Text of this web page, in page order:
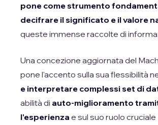
pone come strumento
decifrare il significato e il valore
queste immense raccolte di
Una concezione aggiornata del
pone l'accento sulla sua flessibilità
e interpretare complessi set di
abilità di auto-miglioramento
l'esperienza e sul suo ruolo cruciale